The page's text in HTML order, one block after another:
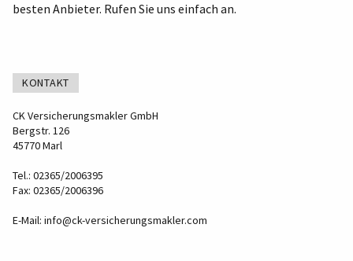
besten Anbieter. Rufen Sie uns einfach an.
KONTAKT
CK Versicherungsmakler GmbH
Bergstr. 126
45770 Marl
Tel.: 02365/2006395
Fax: 02365/2006396
E-Mail: info@ck-versicherungsmakler.com